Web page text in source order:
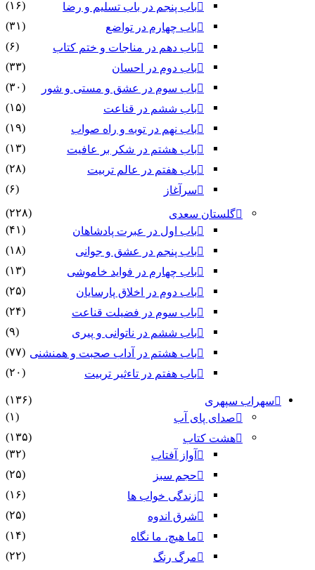
باب پنجم در باب تسلیم و رضا
(۱۶)
باب چهارم در تواضع
(۳۱)
باب دهم در مناجات و ختم کتاب
(۶)
باب دوم در احسان
(۳۳)
باب سوم در عشق و مستی و شور
(۳۰)
باب ششم در قناعت
(۱۵)
باب نهم در توبه و راه صواب
(۱۹)
باب هشتم در شکر بر عافیت
(۱۳)
باب هفتم در عالم تربیت
(۲۸)
سرآغاز
(۶)
گلستان سعدی
(۲۲۸)
باب اول در عبرت پادشاهان
(۴۱)
باب پنجم در عشق و جوانى
(۱۸)
باب چهارم در فواید خاموشى
(۱۳)
باب دوم در اخلاق پارسایان
(۲۵)
باب سوم در فضیلت قناعت
(۲۴)
باب ششم در ناتوانى و پیرى
(۹)
باب هشتم در آداب صحبت و همنشنى (۷۷)
باب هفتم در تاءثیر تربیت
(۲۰)
سهراب سپهری
(۱۳۶)
صدای پای آب
(۱)
هشت کتاب
(۱۳۵)
آواز آفتاب
(۳۲)
حجم سبز
(۲۵)
زندگی خواب ها
(۱۶)
شرق اندوه
(۲۵)
ما هیچ، ما نگاه
(۱۴)
مرگ رنگ
(۲۲)